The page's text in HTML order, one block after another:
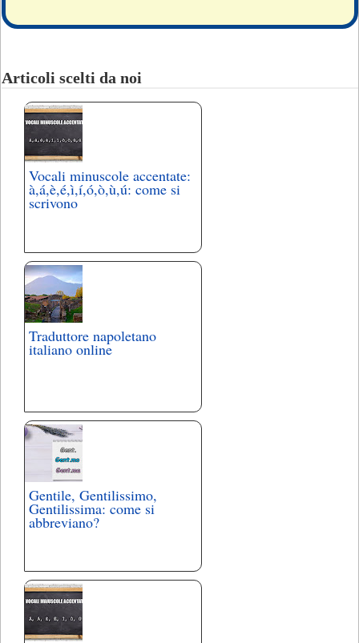
Articoli scelti da noi
Vocali minuscole accentate:
à,á,è,é,ì,í,ó,ò,ù,ú: come si
scrivono
Traduttore napoletano
italiano online
Gentile, Gentilissimo,
Gentilissima: come si
abbreviano?